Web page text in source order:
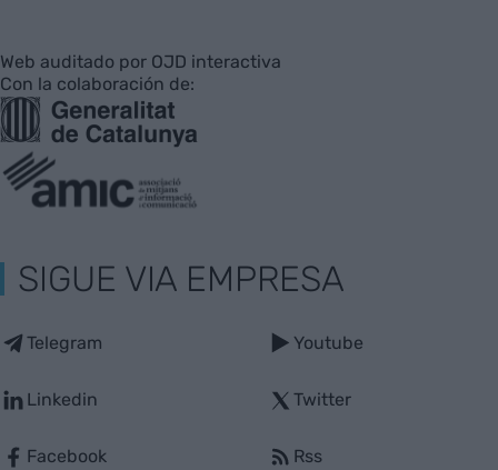
Web auditado por OJD interactiva
Con la colaboración de:
SIGUE VIA EMPRESA
Telegram
Linkedin
Facebook
Youtube
Twitter
Rss